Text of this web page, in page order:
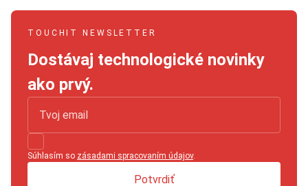
TOUCHIT NEWSLETTER
Dostávaj technologické novinky
ako prvý.
Súhlasím so zásadami spracovaním údajov.
Potvrdiť